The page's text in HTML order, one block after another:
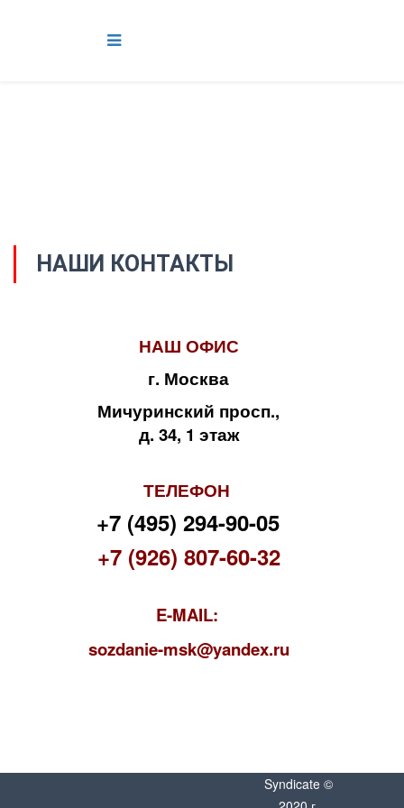
НАШИ КОНТАКТЫ
НАШ ОФИС
г. Москва
Мичуринский просп.,
д. 34, 1 этаж
ТЕЛЕФОН
+7 (495) 294-90-05
+7 (926) 807-60-32
E-MAIL:
sozdanie-msk@yandex.ru
Syndicate ©